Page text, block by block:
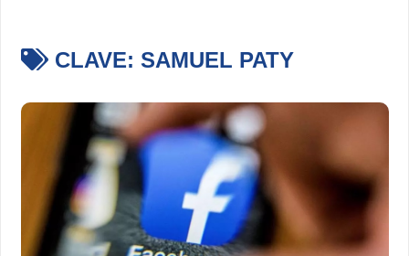
CLAVE: SAMUEL PATY